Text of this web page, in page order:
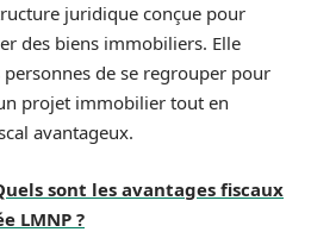
juridique conçue pour
des biens immobiliers. Elle
de se regrouper pour
projet immobilier tout en
avantageux.
sont les avantages fiscaux
LMNP ?